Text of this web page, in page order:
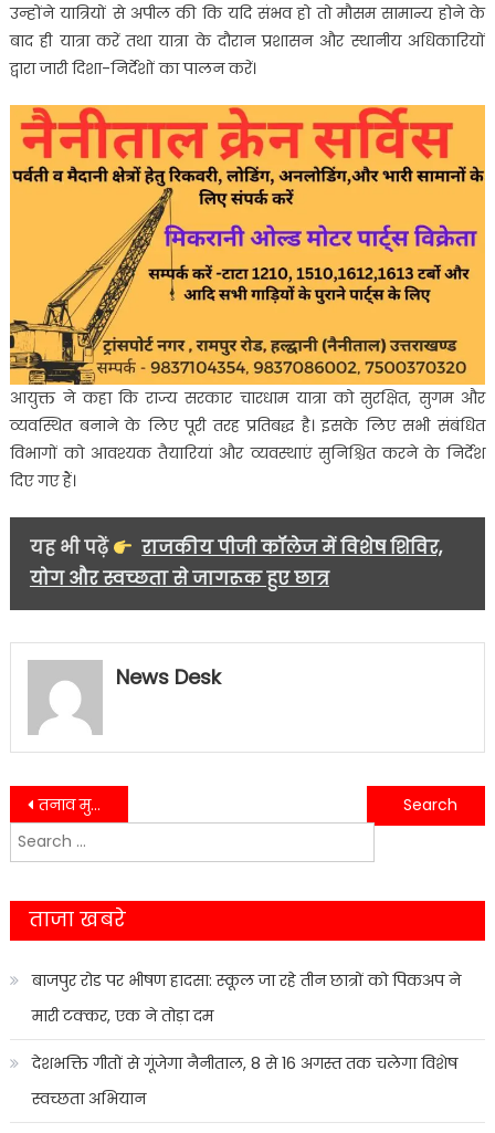
उन्होंने यात्रियों से अपील की कि यदि संभव हो तो मौसम सामान्य होने के
बाद ही यात्रा करें तथा यात्रा के दौरान प्रशासन और स्थानीय अधिकारियों
द्वारा जारी दिशा-निर्देशों का पालन करें।
आयुक्त ने कहा कि राज्य सरकार चारधाम यात्रा को सुरक्षित, सुगम और
व्यवस्थित बनाने के लिए पूरी तरह प्रतिबद्ध है। इसके लिए सभी संबंधित
विभागों को आवश्यक तैयारियां और व्यवस्थाएं सुनिश्चित करने के निर्देश
दिए गए हैं।
यह भी पढ़ें
राजकीय पीजी कॉलेज में विशेष शिविर,
योग और स्वच्छता से जागरूक हुए छात्र
News Desk
Post
navigation
तनाव मुक्त और फिट पुलिसिंग के लिए कालाढूंगी पुलिस ने अपनाया योग का रास्ता
साइबर सेल से कंट्रोल रूम तक SSP नैनीताल ने परखी व्यवस्थाएं, स्मार्ट पुलिसिंग पर दिया जोर
Search
for:
ताजा खबरे
बाजपुर रोड पर भीषण हादसा: स्कूल जा रहे तीन छात्रों को पिकअप ने
मारी टक्कर, एक ने तोड़ा दम
देशभक्ति गीतों से गूंजेगा नैनीताल, 8 से 16 अगस्त तक चलेगा विशेष
स्वच्छता अभियान